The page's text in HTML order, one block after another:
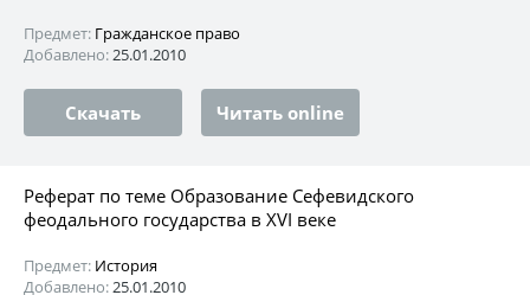
Предмет: Гражданское право
Добавлено:25.01.2010
Скачать Читать online
Реферат по теме Образование Сефевидского
феодального государства в XVI веке
Предмет: История
Добавлено:25.01.2010